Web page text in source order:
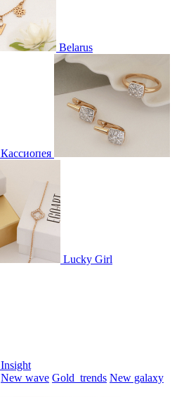
Belarus
Кассиопея
Lucky Girl
Insight
New wave Gold_trends New galaxy